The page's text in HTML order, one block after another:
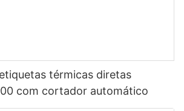
térmicas diretas
com cortador automático